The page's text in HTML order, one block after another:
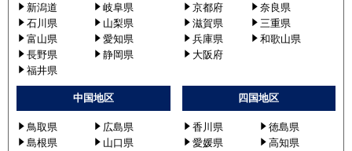
新潟道
岐阜県
石川県
山梨県
富山県
愛知県
長野県
静岡県
福井県
京都府
奈良県
滋賀県
三重県
兵庫県
和歌山県
大阪府
中国地区
鳥取県
広島県
島根県
山口県
四国地区
香川県
徳島県
愛媛県
高知県